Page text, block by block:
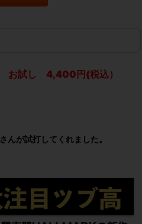
試し 4,400円(税込）
んが試打してくれました。